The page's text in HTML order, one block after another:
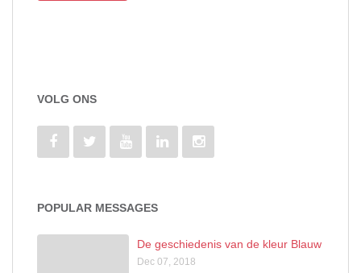
VOLG ONS
POPULAR MESSAGES
De geschiedenis van de kleur Blauw
Dec 07, 2018